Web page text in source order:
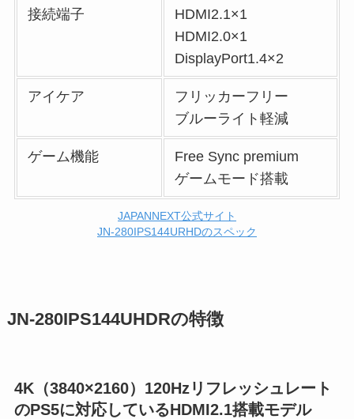
接続端子
HDMI2.1×1
HDMI2.0×1
DisplayPort1.4×2
アイケア
フリッカーフリー
ブルーライト軽減
ゲーム機能
Free Sync premium
ゲームモード搭載
JAPANNEXT公式サイト
JN-280IPS144URHDのスペック
JN-280IPS144UHDRの特徴
4K（3840×2160）120Hzリフレッシュレート
のPS5に対応しているHDMI2.1搭載モデル